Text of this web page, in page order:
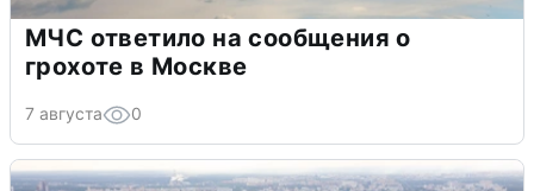
МЧС ответило на сообщения о
грохоте в Москве
7 августа 0